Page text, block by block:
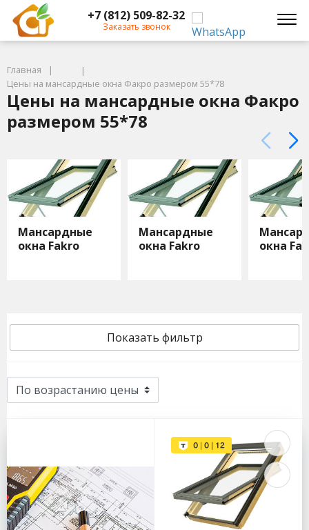
+7 (812) 509-82-32
Заказать звонок
Главная
Цены на мансардные окна Факро размером 55*78
Цены на мансардные окна Факро
размером 55*78
Мансардные
окна Fakro
Мансардные
окна Fakro
окна
Показать фильтр